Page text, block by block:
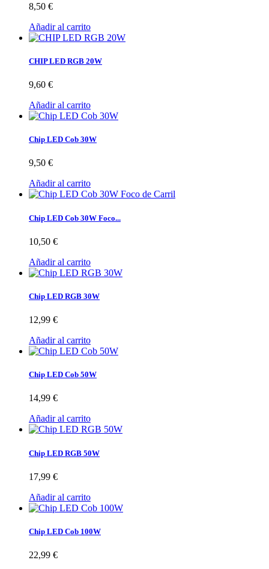
8,50 €
Añadir al carrito
CHIP LED RGB 20W
9,60 €
Añadir al carrito
Chip LED Cob 30W
9,50 €
Añadir al carrito
Chip LED Cob 30W Foco...
10,50 €
Añadir al carrito
Chip LED RGB 30W
12,99 €
Añadir al carrito
Chip LED Cob 50W
14,99 €
Añadir al carrito
Chip LED RGB 50W
17,99 €
Añadir al carrito
Chip LED Cob 100W
22,99 €